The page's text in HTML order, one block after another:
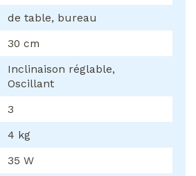
de table, bureau
30 cm
Inclinaison réglable,
Oscillant
3
4 kg
35 W